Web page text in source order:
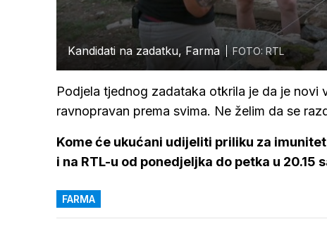
Kandidati na zadatku, Farma FOTO: RTL
Podjela tjednog zadataka otkrila je da je
ravnopravan prema svima. Ne želim da se
Kome će ukućani udijeliti priliku za
i na RTL-u od ponedjeljka do petka u 20.15
FARMA